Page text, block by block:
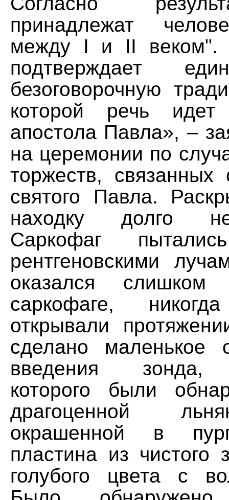
принадлежат
между I и II веком".
подтверждает
безоговорочную
которой речь
апостола Павла», –
на церемонии по
торжеств, связанных
святого Павла.
находку долго
Саркофаг
рентгеновскими
оказался
саркофаге,
открывали
сделано маленькое
введения зонда,
которого были
драгоценной
окрашенной в
пластина из чистого
голубого цвета с